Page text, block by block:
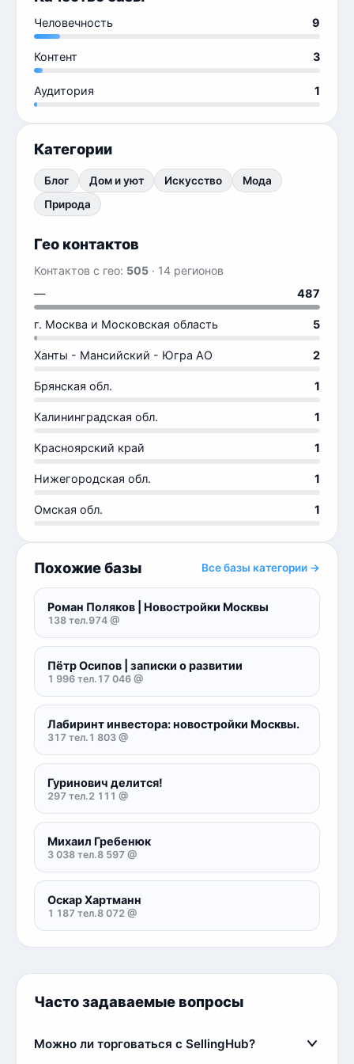
Человечность 9
Контент 3
Аудитория 1
Категории
Блог Дом и уют Искусство
Мода
Природа
Гео контактов
Контактов с гео: 505 · 14 регионов
—
487
г. Москва и Московская область 5
Ханты - Мансийский - Югра АО 2
Брянская обл. 1
Калининградская обл. 1
Красноярский край 1
Нижегородская обл. 1
Омская обл. 1
Похожие базы Все базы категории →
Роман Поляков | Новостройки Москвы
138 тел.974 @
Пётр Осипов | записки о развитии
1 996 тел. 17 046 @
Лабиринт инвестора: новостройки Москвы.
317 тел. 1 803 @
Гуринович делится!
297 тел.2 111 @
Михаил Гребенюк
3 038 тел.8 597 @
Оскар Хартманн
1 187 тел.8 072 @
Часто задаваемые вопросы
Можно ли торговаться с SellingHub?